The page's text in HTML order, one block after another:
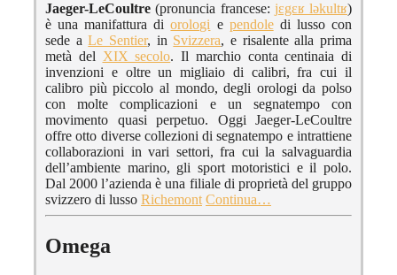
Jaeger-LeCoultre (pronuncia francese: jɛgɛʁ ləkultʁ)
è una manifattura diorologi e pendoledi lusso con
sede aLe Sentier, in Svizzera, e risalente alla prima
metà del XIX secolo. Il marchio conta centinaia di
invenzioni e oltre un migliaio di calibri, fra cui il
calibro più piccolo al mondo, degli orologi da polso
con molte complicazioni e un segnatempo con
movimento quasi perpetuo. Oggi Jaeger-LeCoultre
offre otto diverse collezioni di segnatempo e intrattiene
collaborazioni in vari settori, fra cui la salvaguardia
dell’ambiente marino, gli sport motoristici e il polo.
Dal 2000 l’azienda è una filiale di proprietà del gruppo
svizzero di lusso Richemont Continua…
Omega